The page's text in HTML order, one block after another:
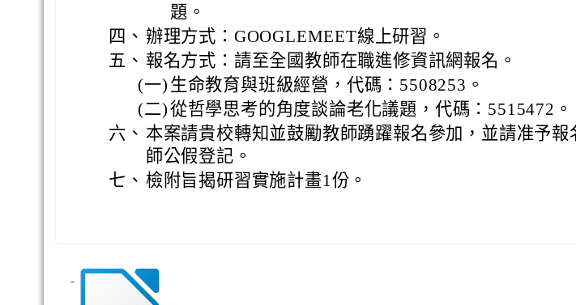
題。
四、 辦理方式：GOOGLEMEET線上研習。
五、 報名方式：請至全國教師在職進修資訊網報名。
(一) 生命教育與班級經營，代碼：5508253。
(二)從哲學思考的角度談論老化議題，代碼：5515472。
六、 本案請貴校轉知並鼓勵教師踴躍報名參加，並請准予報
師公假登記。
七、 檢附旨揭研習實施計畫1份。